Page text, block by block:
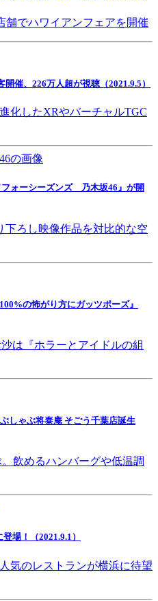
舗でハワイアンフェアを開催
催、226万人超が視聴（2021.9.5）
化したXRやバーチャルTGC
ォーシーズンズ 乃木坂46』が開
下ろし映像作品を対比的な空
の怖がり方にガッツポーズ』
は『ホラーとアイドルの組
しゃぶ将泰庵 そごう千葉店誕生
飲めるハンバーグや低温調
場！（2021.9.1）
気のレストランが横浜に待望